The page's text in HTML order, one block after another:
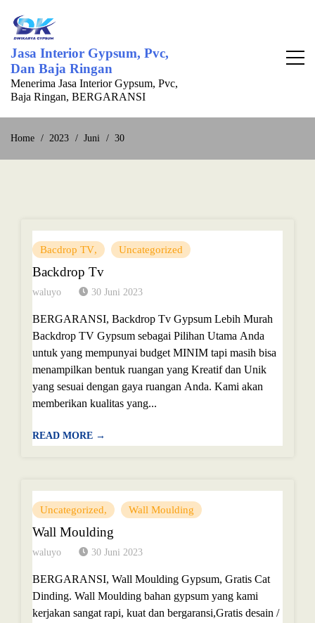
content
Jasa Interior Gypsum, Pvc,
Dan Baja Ringan
Menerima Jasa Interior Gypsum, Pvc,
Baja Ringan, BERGARANSI
Home 2023 Juni 30
Bacdrop TV Uncategorized
Backdrop Tv
waluyo 30 Juni 2023
BERGARANSI, Backdrop Tv Gypsum Lebih Murah
Backdrop TV Gypsum sebagai Pilihan Utama Anda
untuk yang mempunyai budget MINIM tapi masih bisa
menampilkan bentuk ruangan yang Kreatif dan Unik
yang sesuai dengan gaya ruangan Anda. Kami akan
memberikan kualitas yang...
READ MORE →
Uncategorized Wall Moulding
Wall Moulding
waluyo 30 Juni 2023
BERGARANSI, Wall Moulding Gypsum, Gratis Cat
Dinding. Wall Moulding bahan gypsum yang kami
kerjakan sangat rapi, kuat dan bergaransi,Gratis desain /